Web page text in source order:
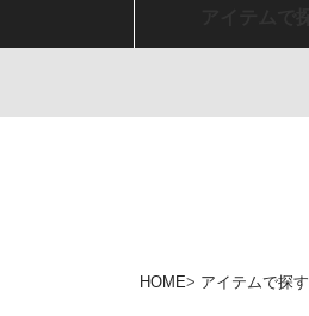
HOME アイテムで探す